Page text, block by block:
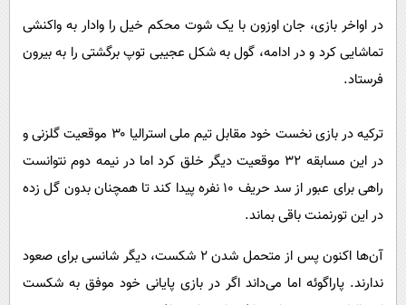
در اواخر بازی، جان اوزون با یک شوت محکم خیل را وادار به واکنشی
تماشایی کرد و در ادامه، گول به شکل عجیبی توپ برگشتی را به بیرون
فرستاد.
ترکیه در بازی نخست خود مقابل تیم ملی استرالیا ۳۰ موقعیت گلزنی و
در این مسابقه ۳۲ موقعیت دیگر خلق کرد اما در نیمه دوم نتوانست
راهی برای عبور از سد حریف ۱۰ نفره پیدا کند تا همچنان بدون گل زده
در این تورنمنت باقی بماند.
آن‌ها اکنون پس از متحمل شدن ۲ شکست، دیگر شانسی برای صعود
ندارند. پاراگوئه اما می‌داند اگر در بازی پایانی خود موفق به شکست